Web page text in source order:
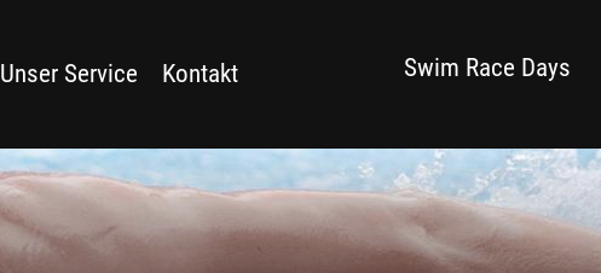
Unser Service Kontakt Swim Race Days